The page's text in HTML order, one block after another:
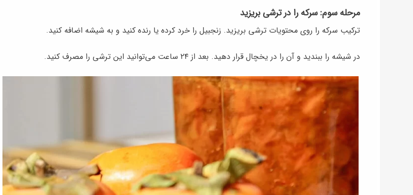
مرحله سوم: سرکه را در ترشی بریزید
ترکیب سرکه را روی محتویات ترشی بریزید. زنجبیل را خرد کرده یا رنده کنید و به شیشه اضافه کنید.
در شیشه را ببندید و آن را در یخچال قرار دهید. بعد از ۲۴ ساعت می‌توانید این ترشی را مصرف کنید.